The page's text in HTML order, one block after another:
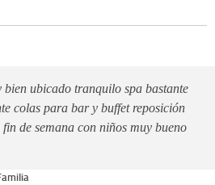
ubicado tranquilo spa bastante
colas para bar y buffet reposición
de semana con niños muy bueno